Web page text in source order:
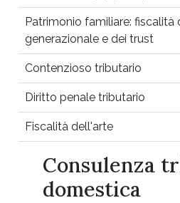
Patrimonio familiare: fiscalità
generazionale e dei trust
Contenzioso tributario
Diritto penale tributario
Fiscalità dell'arte
Consulenza
domestica